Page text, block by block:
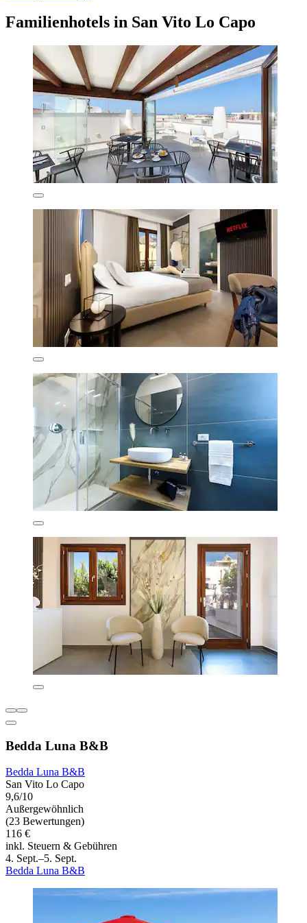
Familienhotels in San Vito Lo Capo
Bedda Luna B&B
Bedda Luna B&B
San Vito Lo Capo
9,6/10
Außergewöhnlich
(23 Bewertungen)
116 €
inkl. Steuern & Gebühren
4. Sept.–5. Sept.
Bedda Luna B&B